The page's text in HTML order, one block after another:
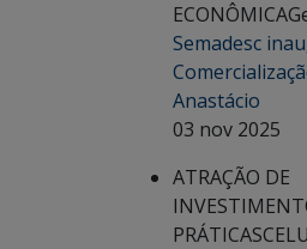
ECONÔMICA
Semadesc
Anastácio
03 nov 2025
ATRAÇÃO DE
PRÁTICAS